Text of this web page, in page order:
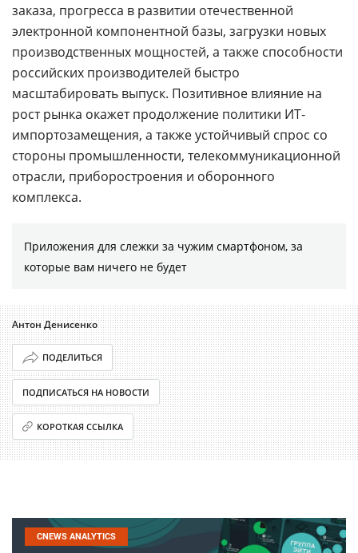
заказа, прогресса в развитии отечественной
электронной компонентной базы, загрузки новых
производственных мощностей, а также способности
российских производителей быстро
масштабировать выпуск. Позитивное влияние на
рост рынка окажет продолжение политики ИТ-
импортозамещения, а также устойчивый спрос со
стороны промышленности, телекоммуникационной
отрасли, приборостроения и оборонного
комплекса.
Приложения для слежки за чужим смартфоном, за
которые вам ничего не будет
Антон Денисенко
ПОДЕЛИТЬСЯ
ПОДПИСАТЬСЯ НА НОВОСТИ
КОРОТКАЯ ССЫЛКА
CNEWS ANALYTICS